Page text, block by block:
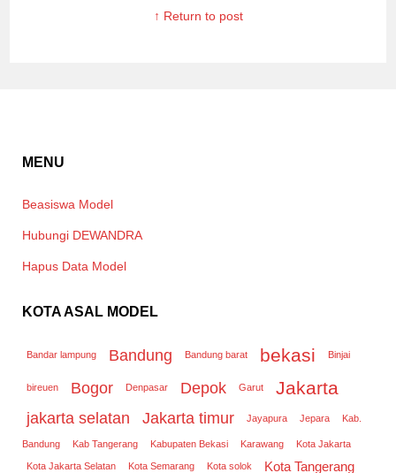
↑ Return to post
MENU
Beasiswa Model
Hubungi DEWANDRA
Hapus Data Model
KOTA ASAL MODEL
Bandar lampung Bandung Bandung barat bekasi Binjai
bireuen Bogor Denpasar Depok Garut Jakarta
jakarta selatan Jakarta timur Jayapura Jepara Kab.
Bandung Kab Tangerang Kabupaten Bekasi Karawang Kota Jakarta
Kota Jakarta Selatan Kota Semarang Kota solok Kota Tangerang